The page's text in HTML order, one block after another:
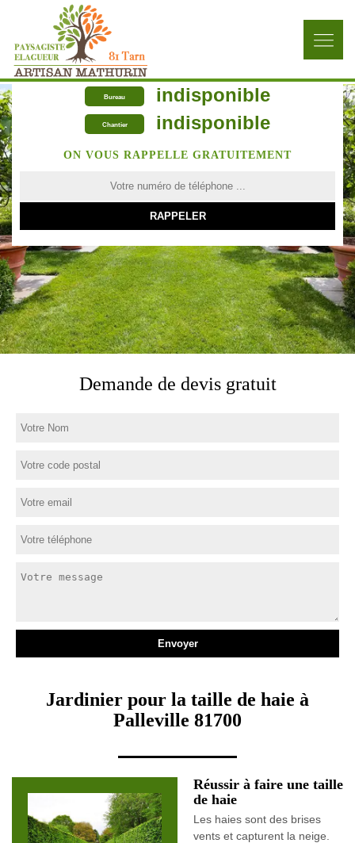
Bureau indisponible
Chantier indisponible
ON VOUS RAPPELLE GRATUITEMENT
Demande de devis gratuit
Jardinier pour la taille de haie à
Palleville 81700
Réussir à faire une taille
de haie
Les haies sont des brises
vents et capturent la neige.